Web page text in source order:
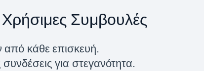
Χρήσιμες Συμβουλές
από κάθε επισκευή.
για στεγανότητα.